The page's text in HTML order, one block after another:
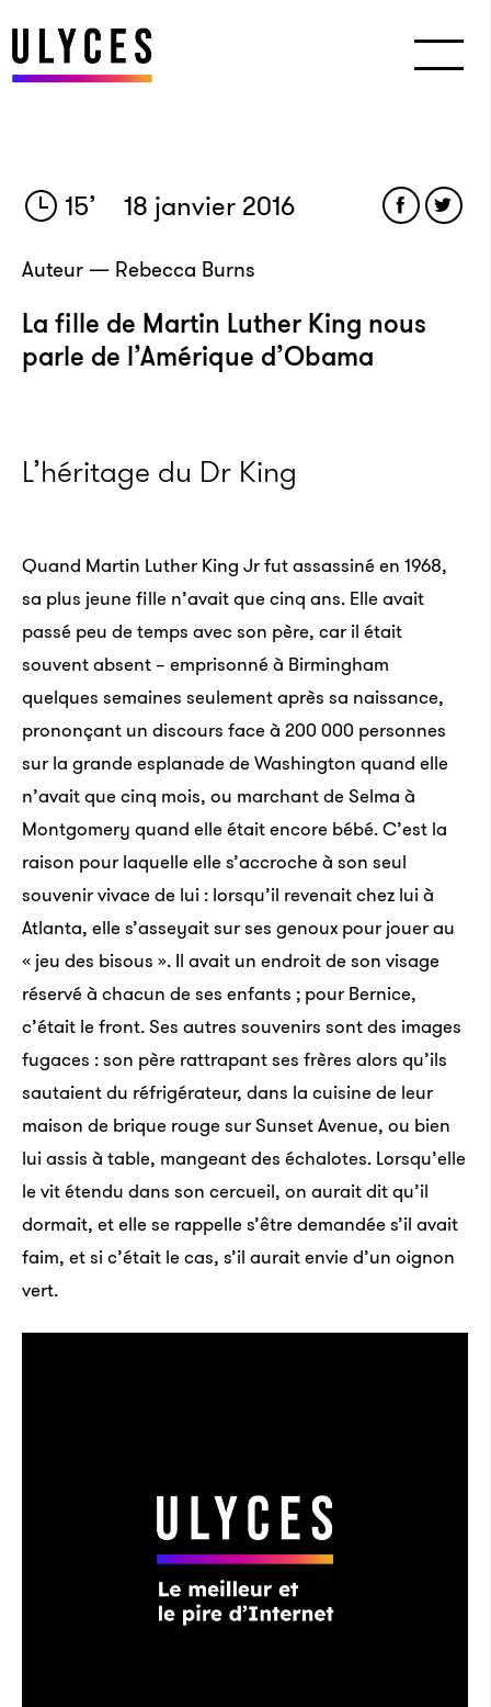
15’ 18 janvier 2016
Auteur — Rebecca Burns
La fille de Martin Luther King nous
parle de l’Amérique d’Obama
L’héritage du Dr King
Quand Martin Luther King Jr fut assassiné en 1968,
sa plus jeune fille n’avait que cinq ans. Elle avait
passé peu de temps avec son père, car il était
souvent absent – emprisonné à Birmingham
quelques semaines seulement après sa naissance,
prononçant un discours face à 200 000 personnes
sur la grande esplanade de Washington quand elle
n’avait que cinq mois, ou marchant de Selma à
Montgomery quand elle était encore bébé. C’est la
raison pour laquelle elle s’accroche à son seul
souvenir vivace de lui : lorsqu’il revenait chez lui à
Atlanta, elle s’asseyait sur ses genoux pour jouer au
« jeu des bisous ». Il avait un endroit de son visage
réservé à chacun de ses enfants ; pour Bernice,
c’était le front. Ses autres souvenirs sont des images
fugaces : son père rattrapant ses frères alors qu’ils
sautaient du réfrigérateur, dans la cuisine de leur
maison de brique rouge sur Sunset Avenue, ou bien
lui assis à table, mangeant des échalotes. Lorsqu’elle
le vit étendu dans son cercueil, on aurait dit qu’il
dormait, et elle se rappelle s’être demandée s’il avait
faim, et si c’était le cas, s’il aurait envie d’un oignon
vert.